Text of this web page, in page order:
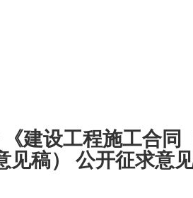
建设工程施工合
见稿） 公开征求意